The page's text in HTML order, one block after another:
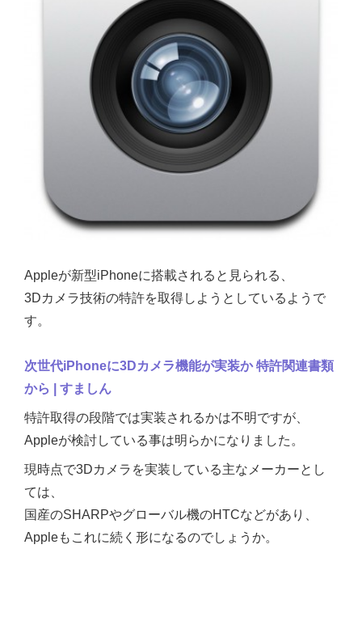
Appleが新型iPhoneに搭載されると見られる、
3Dカメラ技術の特許を取得しようとしているようで
す。
次世代iPhoneに3Dカメラ機能が実装か 特許関連書類
から | すましん
特許取得の段階では実装されるかは不明ですが、
Appleが検討している事は明らかになりました。
現時点で3Dカメラを実装している主なメーカーとし
ては、
国産のSHARPやグローバル機のHTCなどがあり、
Appleもこれに続く形になるのでしょうか。